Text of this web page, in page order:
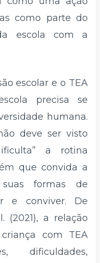
como parte do
escola com a
escolar e o TEA
precisa se
humana.
deve ser visto
a rotina
que convida a
formas de
e conviver. De
(2021), a relação
com TEA
dificuldades,